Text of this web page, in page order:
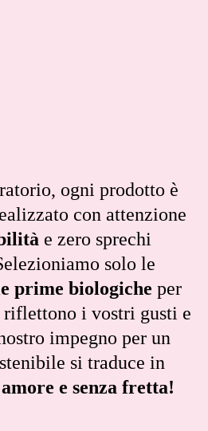
ogni prodotto è
con attenzione
e zero sprechi
solo le
prime biologiche per
i vostri gusti e
impegno per un
si traduce in
e senza fretta!